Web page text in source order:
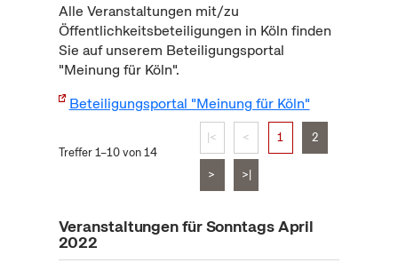
Alle Veranstaltungen mit/zu
Öffentlichkeitsbeteiligungen in Köln finden
Sie auf unserem Beteiligungsportal
"Meinung für Köln".
Beteiligungsportal "Meinung für Köln"
Treffer 1–10 von 14
|< < 1 2
> >|
Veranstaltungen für Sonntags April
2022